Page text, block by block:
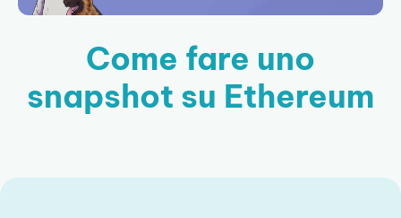
Come fare uno
snapshot su Ethereum